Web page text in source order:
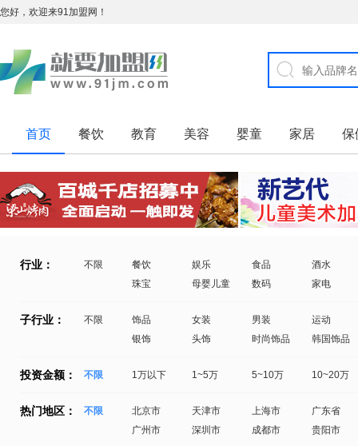
您好，欢迎来91加盟网！
首页 餐饮 教育 美容 婴童 家居 保
行业： 不限 餐饮 娱乐 食品
酒水
珠宝
母婴儿童 数码 家电
子行业： 不限 饰品 女装 男装
运动
银饰
头饰 时尚饰品 韩国饰品
投资金额： 不限 1万以下 1~5万 5~10万 10~20万
热门地区： 不限 北京市 天津市 上海市
广东省
广州市
深圳市 成都市 贵阳市